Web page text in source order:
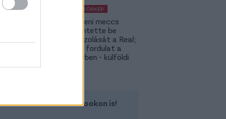
KÜLFÖLDI KÖRKÉP
A Fradi elleni meccs
előtt jelentette be
rekordigazolását a Real;
hatalmas fordulat a
Rodri-ügyben - külföldi
Kövess minket a Facebookon is!